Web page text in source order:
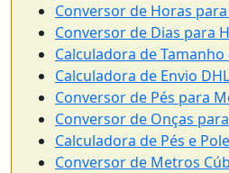
Conversor de Horas
Conversor de Dias para
Calculadora de Tamanho
Calculadora de Envio DHL
Conversor de Pés para
Conversor de Onças
Calculadora de Pés e
Conversor de Metros